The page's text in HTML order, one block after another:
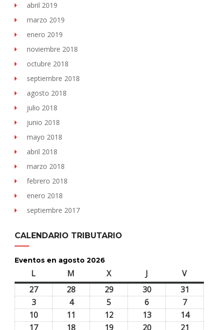
abril 2019
marzo 2019
enero 2019
noviembre 2018
octubre 2018
septiembre 2018
agosto 2018
julio 2018
junio 2018
mayo 2018
abril 2018
marzo 2018
febrero 2018
enero 2018
septiembre 2017
CALENDARIO TRIBUTARIO
Eventos en agosto 2026
L M Xmiércoles J Vviernes
2727
28 2929
2026
3030
2026
31
2026
33
agosto,
2026
44
agosto,
2026
5
agosto,
2026
6
agosto,
2026
77
agosto,
2026
10
agosto,
11 1212
agosto,
1313
agosto,
1414
1717 18 1919 2020 21